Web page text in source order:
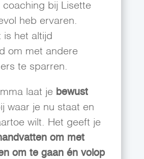
coaching bij Lisette
heb ervaren.
is het altijd
om met andere
te sparren.
laat je bewust
waar je nu staat en
wilt. Het geeft je
om met
om te gaan én volop